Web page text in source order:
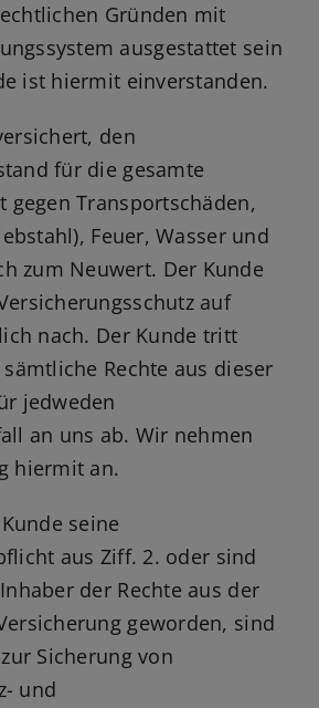
Gründen mit
ausgestattet sein
ist hiermit einverstanden.
den
für die gesamte
gegen Transportschäden,
Feuer, Wasser und
zum Neuwert. Der Kunde
auf
nach. Der Kunde tritt
Rechte aus dieser
jedweden
an uns ab. Wir nehmen
hiermit an.
seine
aus Ziff. 2. oder sind
der Rechte aus der
geworden, sind
Sicherung von
und